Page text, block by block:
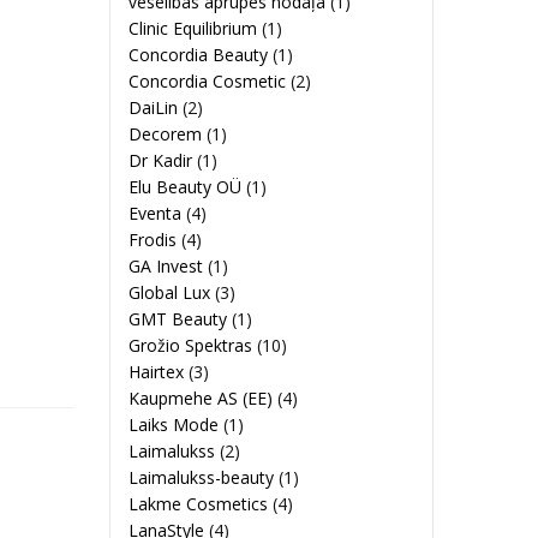
Clinic Equilibrium (1)
Concordia Beauty (1)
Concordia Cosmetic (2)
DaiLin (2)
Decorem (1)
Dr Kadir (1)
Elu Beauty OÜ (1)
Eventa (4)
Frodis (4)
GA Invest (1)
Global Lux (3)
GMT Beauty (1)
Grožio Spektras (10)
Hairtex (3)
Kaupmehe AS (EE) (4)
Laiks Mode (1)
Laimalukss (2)
Laimalukss-beauty (1)
Lakme Cosmetics (4)
LanaStyle (4)